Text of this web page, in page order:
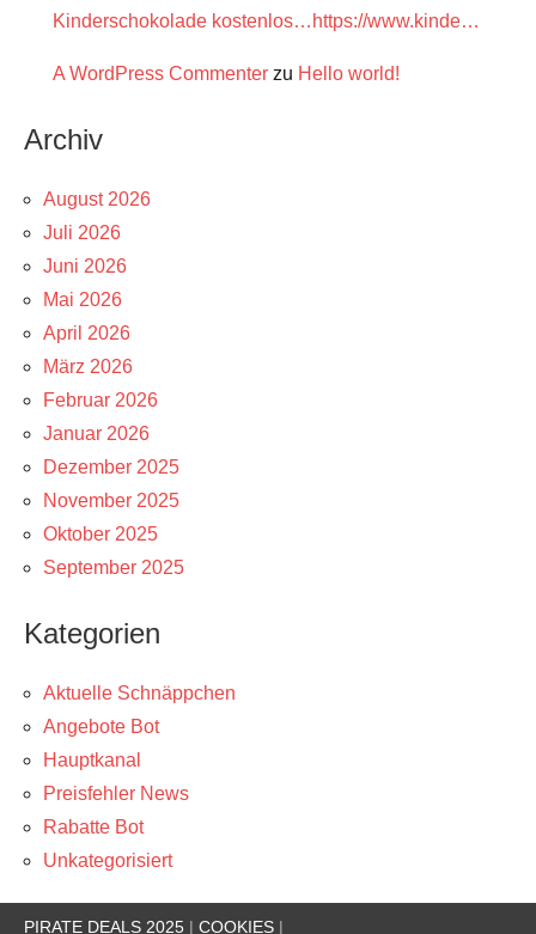
Kinderschokolade kostenlos…https://www.kinde…
A WordPress Commenter zu Hello world!
Archiv
August 2026
Juli 2026
Juni 2026
Mai 2026
April 2026
März 2026
Februar 2026
Januar 2026
Dezember 2025
November 2025
Oktober 2025
September 2025
Kategorien
Aktuelle Schnäppchen
Angebote Bot
Hauptkanal
Preisfehler News
Rabatte Bot
Unkategorisiert
PIRATE DEALS 2025 | COOKIES |